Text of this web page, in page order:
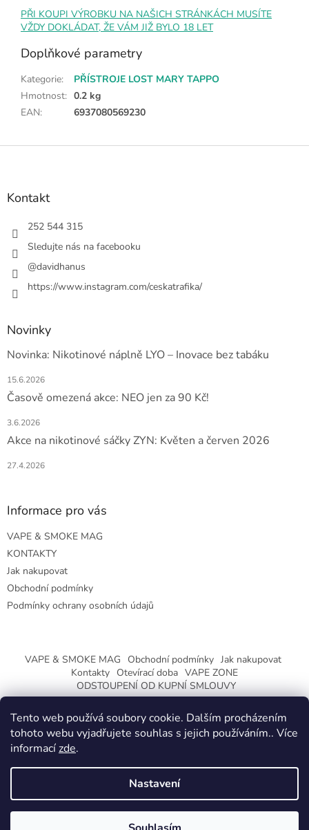
Tento web používá soubory cookie. Dalším procházením
tohoto webu vyjadřujete souhlas s jejich používáním.. Více
informacízde.
Nastavení
PŘI KOUPI VÝROBKU NA NAŠICH STRÁNKÁCH MUSÍTE
VŽDY DOKLÁDAT, ŽE VÁM JIŽ BYLO 18 LET
Doplňkové parametry
Kategorie:
PŘÍSTROJE LOST MARY TAPPO
Hmotnost: 0.2 kg
EAN: 6937080569230
Z
Kontakt
252 544 315
Sledujte nás na facebooku
@davidhanus
https://www.instagram.com/ceskatrafika/
Novinky
Novinka: Nikotinové náplně LYO – Inovace bez tabáku
15.6.2026
Časově omezená akce: NEO jen za 90 Kč!
3.6.2026
Akce na nikotinové sáčky ZYN: Květen a červen 2026
27.4.2026
Informace pro vás
VAPE & SMOKE MAG
KONTAKTY
Jak nakupovat
Obchodní podmínky
Podmínky ochrany osobních údajů
VAPE & SMOKE MAG Obchodní podmínky Jak nakupovat
Kontakty Otevírací doba VAPE ZONE
ODSTOUPENÍ OD KUPNÍ SMLOUVY
Copyright 2026CeskaTrafika.eu. Všechna práva vyhrazena.